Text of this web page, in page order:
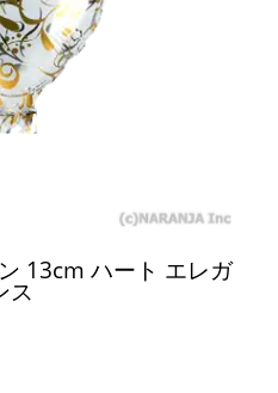
13cm ハート エレガ
ス